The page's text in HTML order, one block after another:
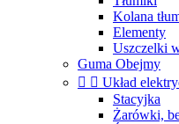
Kolana
Elementy
Uszczelki
Guma Obejmy
  Układ
Stacyjka
Żarówki,